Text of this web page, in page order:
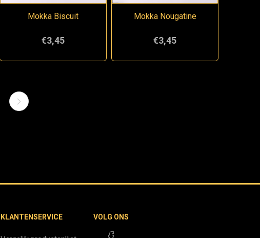
Mokka Biscuit
€3,45
Mokka Nougatine
€3,45
KLANTENSERVICE VOLG ONS